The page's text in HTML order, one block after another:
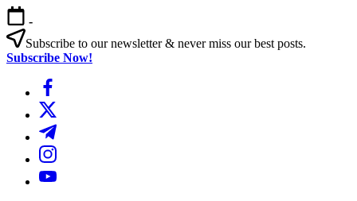
এড়িয়ে
লেখায়
যান
-
Subscribe to our newsletter & never miss our best posts.
Subscribe Now!
https://www.facebook.com/
https://twitter.com/
https://t.me/
https://www.instagram.com/
https://youtube.com/